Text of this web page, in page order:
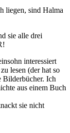
liegen, sind Halma
sie alle drei
interessiert
lesen (der hat so
Bilderbücher. Ich
aus einem Buch
sie nicht